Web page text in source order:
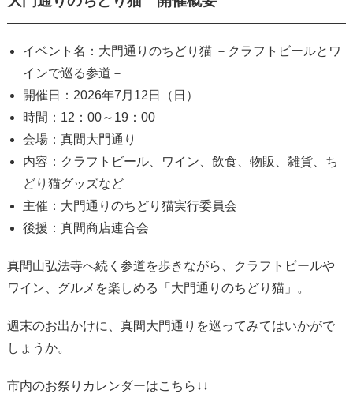
イベント名：大門通りのちどり猫 －クラフトビールとワ
インで巡る参道－
開催日：2026年7月12日（日）
時間：12：00～19：00
会場：真間大門通り
内容：クラフトビール、ワイン、飲食、物販、雑貨、ち
どり猫グッズなど
主催：大門通りのちどり猫実行委員会
後援：真間商店連合会
真間山弘法寺へ続く参道を歩きながら、クラフトビールや
ワイン、グルメを楽しめる「大門通りのちどり猫」。
週末のお出かけに、真間大門通りを巡ってみてはいかがで
しょうか。
市内のお祭りカレンダーはこちら↓↓